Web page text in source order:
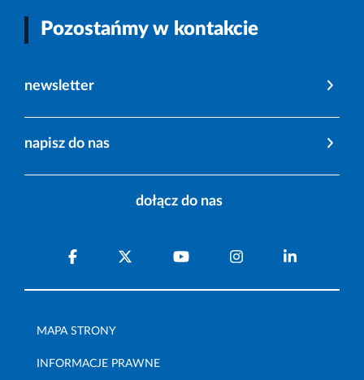
Pozostańmy w kontakcie
newsletter
napisz do nas
dołącz do nas
MAPA STRONY
INFORMACJE PRAWNE